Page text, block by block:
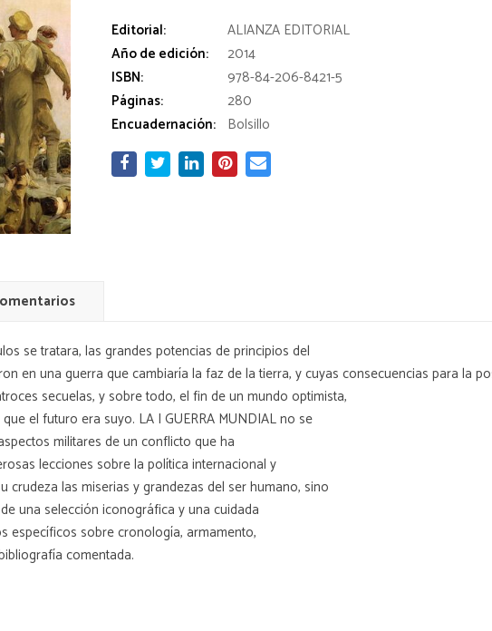
Editorial:
ALIANZA EDITORIAL
Año de edición:
2014
ISBN:
978-84-206-8421-5
Páginas:
280
Encuadernación: Bolsillo
se tratara, las grandes potencias de principios del
en una guerra que cambiaría la faz de la tierra, y cuyas consecuencias para la
secuelas, y sobre todo, el fin de un mundo optimista,
el futuro era suyo. LA I GUERRA MUNDIAL no se
militares de un conflicto que ha
lecciones sobre la política internacional y
crudeza las miserias y grandezas del ser humano, sino
una selección iconográfica y una cuidada
específicos sobre cronología, armamento,
comentada.